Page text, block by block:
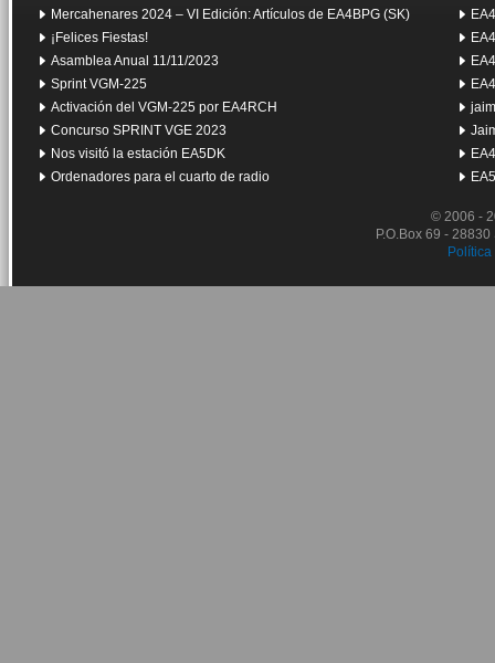
Mercahenares 2024 – VI Edición: Artículos de EA4BPG (SK)
¡Felices Fiestas!
Asamblea Anual 11/11/2023
Sprint VGM-225
Activación del VGM-225 por EA4RCH
Concurso SPRINT VGE 2023
Nos visitó la estación EA5DK
Ordenadores para el cuarto de radio
© 2006 -
P.O.Box 69 -